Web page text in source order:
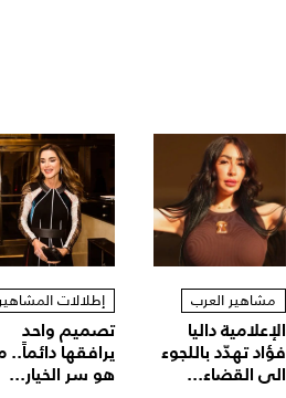
مشاهير العرب
الإعلامية داليا
فؤاد تهدّد باللجوء
الى القضاء...
إطلالات
تصميم واحد
يرافقها دائماً..
هو سر الخيار...